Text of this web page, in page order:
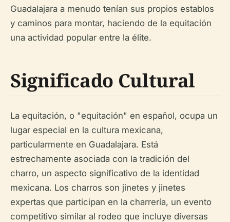
Guadalajara a menudo tenían sus propios establos
y caminos para montar, haciendo de la equitación
una actividad popular entre la élite.
Significado Cultural
La equitación, o "equitación" en español, ocupa un
lugar especial en la cultura mexicana,
particularmente en Guadalajara. Está
estrechamente asociada con la tradición del
charro, un aspecto significativo de la identidad
mexicana. Los charros son jinetes y jinetes
expertas que participan en la charrería, un evento
competitivo similar al rodeo que incluye diversas